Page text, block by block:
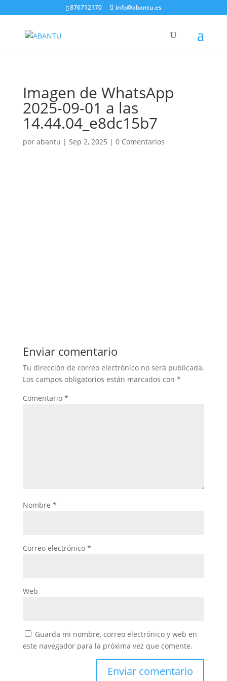
876712170 info@abantu.es
Imagen de WhatsApp
2025-09-01 a las
14.44.04_e8dc15b7
por abantu | Sep 2, 2025 | 0 Comentarios
Enviar comentario
Tu dirección de correo electrónico no será publicada.
Los campos obligatorios están marcados con *
Comentario *
Nombre *
Correo electrónico *
Web
Guarda mi nombre, correo electrónico y web en
este navegador para la próxima vez que comente.